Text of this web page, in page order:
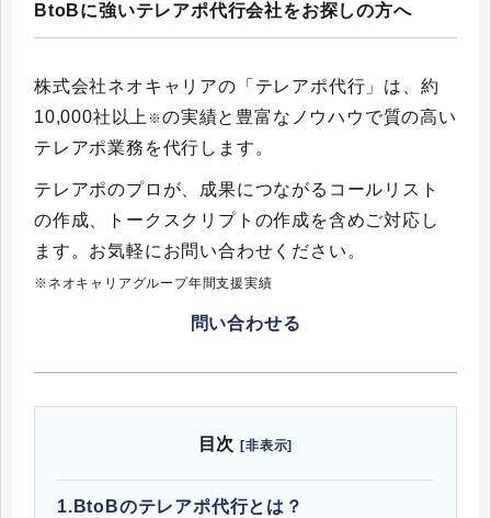
BtoBに強いテレアポ代行会社をお探しの方へ
株式会社ネオキャリアの「テレアポ代行」は、約
10,000社以上 ※の実績と豊富なノウハウで質の高い
テレアポ業務を代行します。
テレアポのプロが、成果につながるコールリスト
の作成、トークスクリプトの作成を含めご対応し
ます。お気軽にお問い合わせください。
※ネオキャリアグループ年間支援実績
問い合わせる
目次 [非表示]
1. BtoBのテレアポ代行とは？